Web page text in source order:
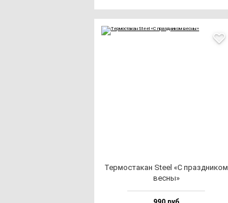
Тер­мос­та­кан Ste­el «С праз­дни­ком
вес­ны»